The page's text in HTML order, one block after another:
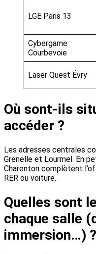
LGE Paris 13
Cybergame
Courbevoie
Laser Quest Évry
Où sont-ils
accéder ?
Les adresses centrales
Grenelle et Lourmel. En
Charenton complètent
RER ou voiture.
Quelles sont
chaque salle
immersion…) ?